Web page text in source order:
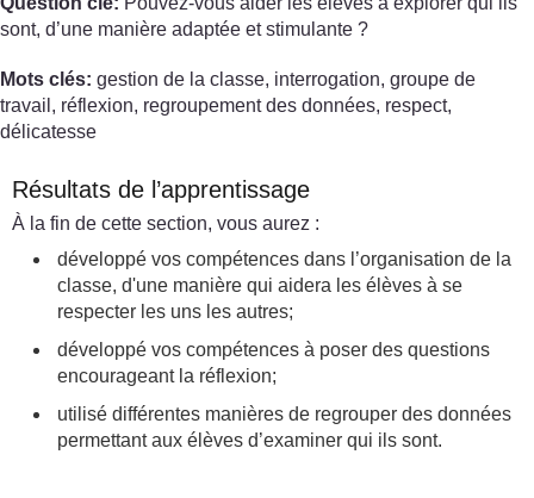
sont, d’une manière adaptée et stimulante ?
Mots clés: gestion de la classe, interrogation, groupe de
travail, réflexion, regroupement des données, respect,
délicatesse
Résultats de l’apprentissage
À la fin de cette section, vous aurez :
développé vos compétences dans l’organisation de la
classe, d'une manière qui aidera les élèves à se
respecter les uns les autres;
développé vos compétences à poser des questions
encourageant la réflexion;
utilisé différentes manières de regrouper des données
permettant aux élèves d’examiner qui ils sont.